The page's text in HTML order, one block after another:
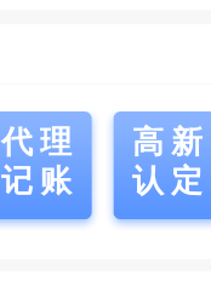
代理
记账
高新
认定